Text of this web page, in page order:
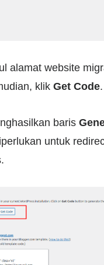
alamat website
klik Get Code.
baris
untuk